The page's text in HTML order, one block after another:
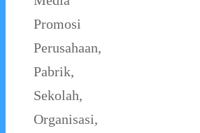
Promosi
Perusahaan,
Pabrik,
Sekolah,
Organisasi,